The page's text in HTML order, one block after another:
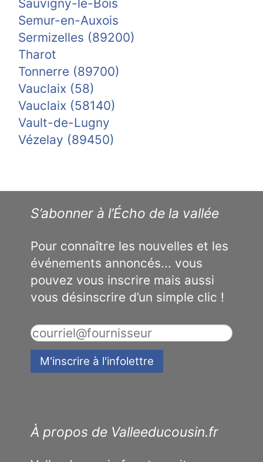
Sauvigny-le-Bois
Semur-en-Auxois
Sermizelles (89200)
Tharot
Tonnerre (89700)
Vauclaix (58)
Vauclaix (58140)
Vault-de-Lugny
Vézelay (89450)
S’abonner à l’Écho de la vallée
Pour connaître les nouvelles et les
événements annoncés... vous
pouvez vous inscrire mais aussi
vous désinscrire d’un simple clic !
À propos de Valleeducousin.fr